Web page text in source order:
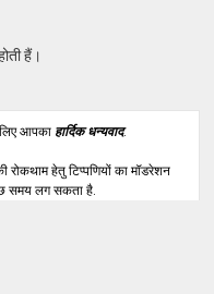
हैं।
आपका हार्दिक धन्यवाद.
रोकथाम हेतु टिप्पणियों का मॉडरेशन
समय लग सकता है.